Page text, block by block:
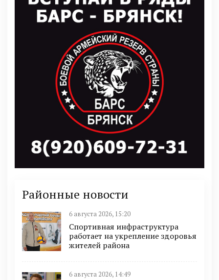
Районные новости
6 августа 2026, 15:20
Спортивная инфраструктура
работает на укрепление здоровья
жителей района
6 августа 2026, 14:49